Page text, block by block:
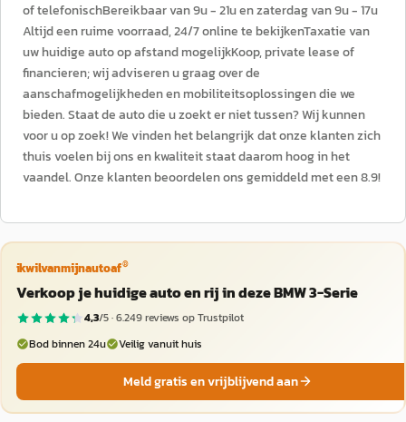
of telefonischBereikbaar van 9u - 21u en zaterdag van 9u - 17u
Altijd een ruime voorraad, 24/7 online te bekijkenTaxatie van
uw huidige auto op afstand mogelijkKoop, private lease of
financieren; wij adviseren u graag over de
aanschafmogelijkheden en mobiliteitsoplossingen die we
bieden. Staat de auto die u zoekt er niet tussen? Wij kunnen
voor u op zoek! We vinden het belangrijk dat onze klanten zich
thuis voelen bij ons en kwaliteit staat daarom hoog in het
vaandel. Onze klanten beoordelen ons gemiddeld met een 8.9!
ikwilvanmijnautoaf®
Verkoop je huidige auto en rij in deze BMW 3-Serie
4,3/5 ·6.249reviews op Trustpilot
Bod binnen 24u
Veilig vanuit huis
Meld gratis en vrijblijvend aan